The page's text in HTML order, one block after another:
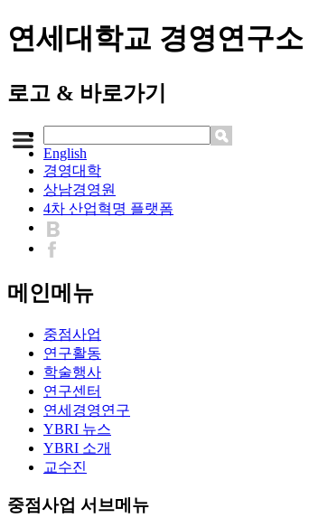
연세대학교 경영연구소
로고 & 바로가기
English
경영대학
상남경영원
4차 산업혁명 플랫폼
메인메뉴
중점사업
연구활동
학술행사
연구센터
연세경영연구
YBRI 뉴스
YBRI 소개
교수진
중점사업 서브메뉴